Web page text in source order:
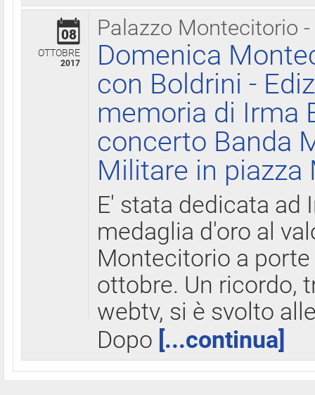
Palazzo Montecitorio
08
OTTOBRE
2017
Domenica
con Boldrini -
memoria di Irma
concerto Banda
Militare in
E' stata dedicata ad
medaglia d'oro al
Montecitorio a
ottobre. Un ricordo,
webtv, si è svolto
Dopo [...continua]